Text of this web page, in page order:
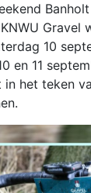
Gravel
10
en 11
in het teken